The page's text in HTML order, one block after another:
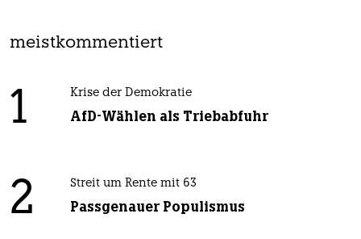
meistkommentiert
1 Krise der Demokratie
AfD-Wählen als Triebabfuhr
2 Streit um Rente mit 63
Passgenauer Populismus